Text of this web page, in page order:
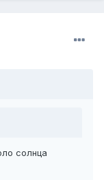
солнца